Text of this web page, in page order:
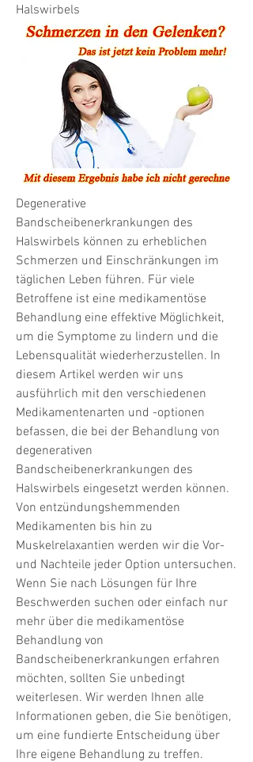
Halswirbels
Degenerative
Bandscheibenerkrankungen des
Halswirbels können zu erheblichen
Schmerzen und Einschränkungen im
täglichen Leben führen. Für viele
Betroffene ist eine medikamentöse
Behandlung eine effektive Möglichkeit,
um die Symptome zu lindern und die
Lebensqualität wiederherzustellen. In
diesem Artikel werden wir uns
ausführlich mit den verschiedenen
Medikamentenarten und -optionen
befassen, die bei der Behandlung von
degenerativen
Bandscheibenerkrankungen des
Halswirbels eingesetzt werden können.
Von entzündungshemmenden
Medikamenten bis hin zu
Muskelrelaxantien werden wir die Vor-
und Nachteile jeder Option untersuchen.
Wenn Sie nach Lösungen für Ihre
Beschwerden suchen oder einfach nur
mehr über die medikamentöse
Behandlung von
Bandscheibenerkrankungen erfahren
möchten, sollten Sie unbedingt
weiterlesen. Wir werden Ihnen alle
Informationen geben, die Sie benötigen,
um eine fundierte Entscheidung über
Ihre eigene Behandlung zu treffen.